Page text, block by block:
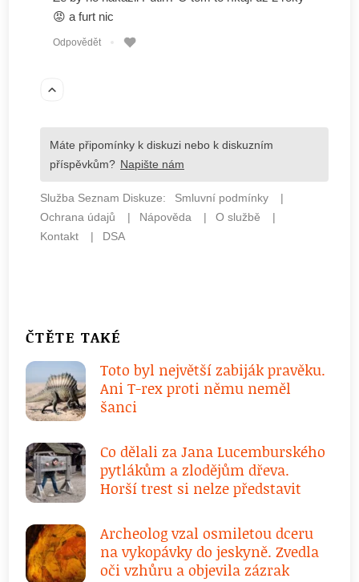
ČTĚTE TAKÉ
Toto byl největší zabiják pravěku.
Ani T-rex proti němu neměl
šanci
Co dělali za Jana Lucemburského
pytlákům a zlodějům dřeva.
Horší trest si nelze představit
Archeolog vzal osmiletou dceru
na vykopávky do jeskyně. Zvedla
oči vzhůru a objevila zázrak